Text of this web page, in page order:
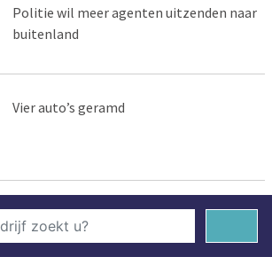
Politie wil meer agenten uitzenden naar
buitenland
Vier auto’s geramd